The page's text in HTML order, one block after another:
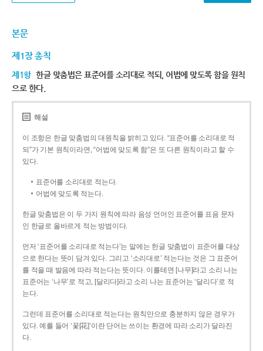
본문
제1장 총칙
제1항 한글 맞춤법은 표준어를 소리대로 적되, 어법에 맞도록 함을 원칙
으로 한다.
해설
이 조항은 한글 맞춤법의 대원칙을 밝히고 있다. “표준어를 소리대로 적
되”가 기본 원칙이라면, “어법에 맞도록 함”은 또 다른 원칙이라고 할 수
있다.
표준어를 소리대로 적는다.
어법에 맞도록 적는다.
한글 맞춤법은 이 두 가지 원칙에 따라 음성 언어인 표준어를 표음 문자
인 한글로 올바르게 적는 방법이다.
먼저 ‘표준어를 소리대로 적는다’는 말에는 한글 맞춤법이 표준어를 대상
으로 한다는 뜻이 담겨 있다. 그리고 ‘소리대로’ 적는다는 것은 그 표준어
를 적을 때 발음에 따라 적는다는 뜻이다. 이를테면 [나무]라고 소리 나는
표준어는 ‘나무’로 적고, [달리다]라고 소리 나는 표준어는 ‘달리다’로 적
는다.
그런데 표준어를 소리대로 적는다는 원칙만으로 충분하지 않은 경우가
있다. 예를 들어 ‘꽃[花]’이란 단어는 쓰이는 환경에 따라 소리가 달라진
다.